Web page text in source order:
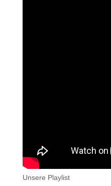
Unsere Playlist